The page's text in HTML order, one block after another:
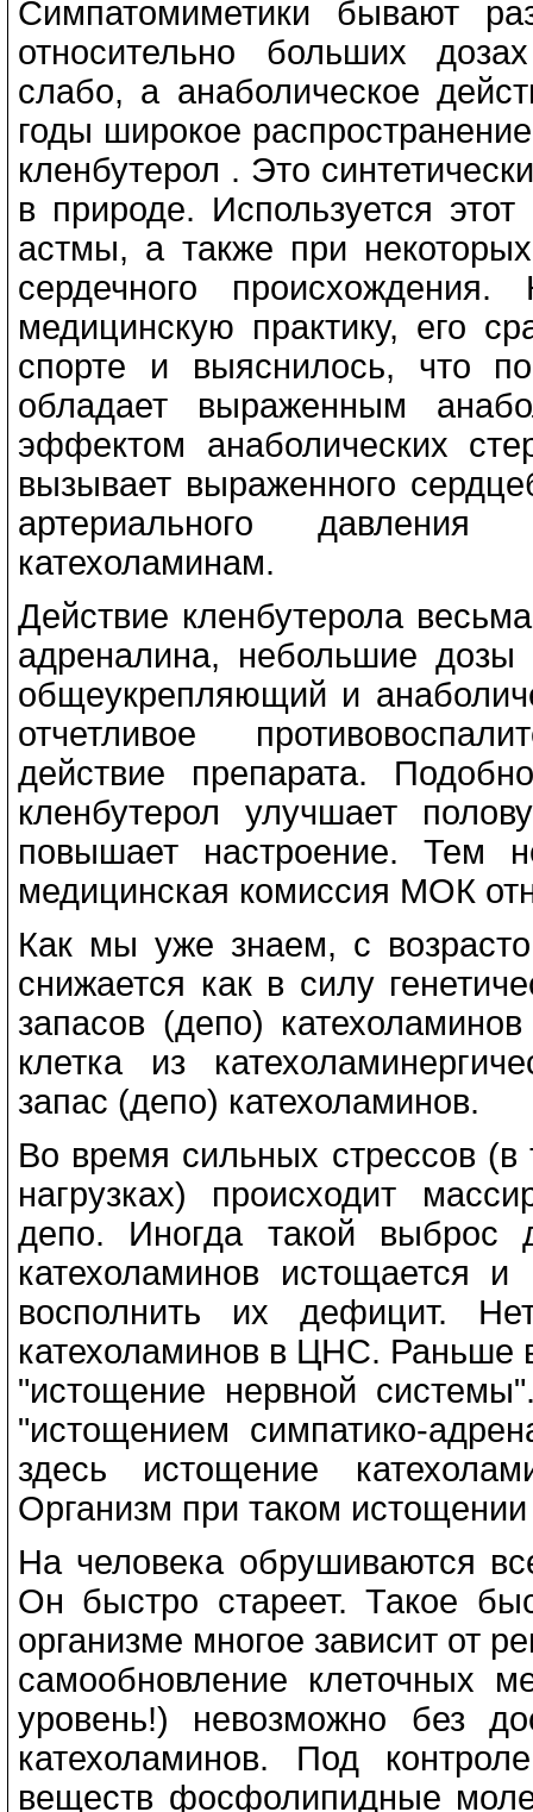
Симпатомиметики бывают
относительно больших
слабо, а анаболическое
годы широкое
кленбутерол . Это
в природе. Используется
астмы, а также при
сердечного
медицинскую практику, его
спорте и выяснилось, что
обладает выраженным
эффектом анаболических
вызывает выраженного
артериального
катехоламинам.
Действие кленбутерола
адреналина, небольшие дозы
общеукрепляющий и
отчетливое
действие препарата.
кленбутерол улучшает
повышает настроение. Тем
медицинская комиссия МОК
Как мы уже знаем, с
снижается как в силу
запасов (депо)
клетка из
запас (депо) катехоламинов.
Во время сильных стрессов
нагрузках) происходит
депо. Иногда такой выброс
катехоламинов истощается
восполнить их дефицит.
катехоламинов в ЦНС. Раньше
"истощение нервной
"истощением симпатико-
здесь истощение
Организм при таком истощении
На человека обрушиваются
Он быстро стареет. Такое
организме многое зависит от
самообновление клеточных
уровень!) невозможно без
катехоламинов. Под
веществ фосфолипидные